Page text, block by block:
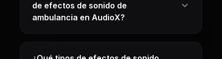
de efectos de sonido de
ambulancia en AudioX?